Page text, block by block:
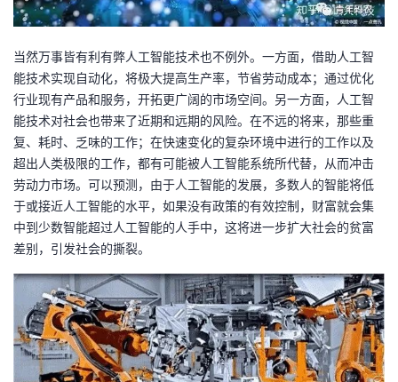
藏
当然万事皆有利有弊人工智能技术也不例外。一方面，借助人工智
能技术实现自动化，将极大提高生产率，节省劳动成本；通过优化
行业现有产品和服务，开拓更广阔的市场空间。另一方面，人工智
能技术对社会也带来了近期和远期的风险。在不远的将来，那些重
复、耗时、乏味的工作；在快速变化的复杂环境中进行的工作以及
超出人类极限的工作，都有可能被人工智能系统所代替，从而冲击
劳动力市场。可以预测，由于人工智能的发展，多数人的智能将低
于或接近人工智能的水平，如果没有政策的有效控制，财富就会集
中到少数智能超过人工智能的人手中，这将进一步扩大社会的贫富
差别，引发社会的撕裂。